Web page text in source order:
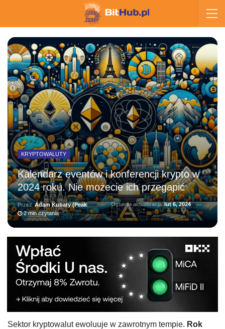
KRYPTOWALUTY
Kalendarz eventów i konferencji krypto w
2024 roku. Nie możecie ich przegapić
PrzezAdam Kubaty (peakhunter) Ostatnia aktualizacjalut 6, 2024
2 min czytania
Sektor kryptowalut ewoluuje w zawrotnym tempie. Rok